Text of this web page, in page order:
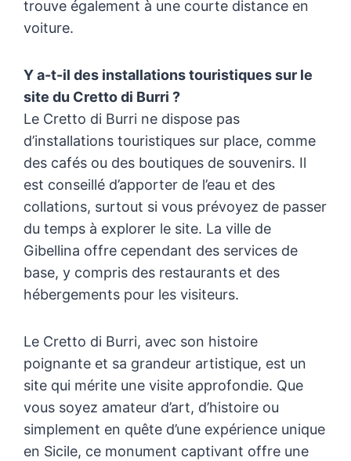
trouve également à une courte distance en
voiture.
Y a-t-il des installations touristiques sur le
site du Cretto di Burri ?
Le Cretto di Burri ne dispose pas
d’installations touristiques sur place, comme
des cafés ou des boutiques de souvenirs. Il
est conseillé d’apporter de l’eau et des
collations, surtout si vous prévoyez de passer
du temps à explorer le site. La ville de
Gibellina offre cependant des services de
base, y compris des restaurants et des
hébergements pour les visiteurs.
Le Cretto di Burri, avec son histoire
poignante et sa grandeur artistique, est un
site qui mérite une visite approfondie. Que
vous soyez amateur d’art, d’histoire ou
simplement en quête d’une expérience unique
en Sicile, ce monument captivant offre une